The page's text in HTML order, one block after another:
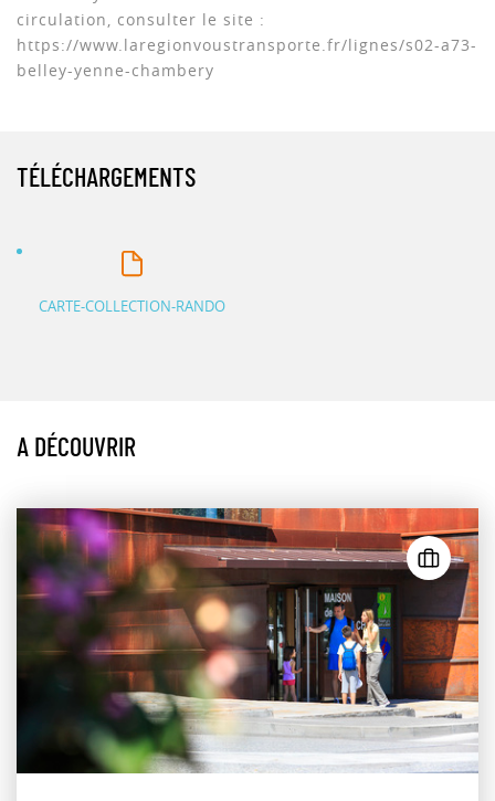
circulation, consulter le site :
https://www.laregionvoustransporte.fr/lignes/s02-a73-
belley-yenne-chambery
TÉLÉCHARGEMENTS
CARTE-COLLECTION-RANDO
A DÉCOUVRIR